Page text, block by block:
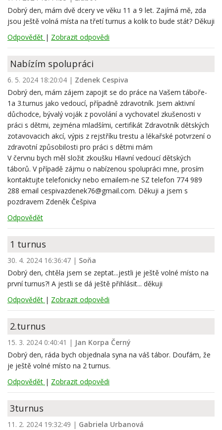
Dobrý den, mám dvě dcery ve věku 11 a 9 let. Zajímá mě, zda
jsou ještě volná místa na třetí turnus a kolik to bude stát? Děkuji
Odpovědět | Zobrazit odpovědi
Nabízím spolupráci
6. 5. 2024 18:20:04 | Zdenek Cespiva
Dobrý den, mám zájem zapojit se do práce na Vašem táboře-
1a 3.turnus jako vedoucí, případně zdravotník. Jsem aktivní
důchodce, bývalý voják z povolání a vychovatel zkušenosti v
práci s dětmi, zejména mladšími, certifikát Zdravotník dětských
zotavovacich akcí, výpis z rejstříku trestu a lékařské potvrzení o
zdravotní způsobilosti pro práci s dětmi mám
V červnu bych měl složit zkoušku Hlavní vedoucí dětských
táborů. V případě zájmu o nabízenou spolupráci mne, prosím
kontaktujte telefonicky nebo emailem-ne SZ telefon 774 989
288 email cespivazdenek76@gmail.com. Děkuji a jsem s
pozdravem Zdeněk Češpiva
Odpovědět
1 turnus
30. 4. 2024 16:36:47 | Soňa
Dobrý den, chtěla jsem se zeptat...jestli je ještě volné místo na
první turnus?! A jestli se dá ještě přihlásit... děkuji
Odpovědět | Zobrazit odpovědi
2.turnus
15. 3. 2024 0:40:41 | Jan Korpa Černý
Dobrý den, ráda bych objednala syna na váš tábor. Doufám, že
je ještě volné místo na 2 turnus.
Odpovědět | Zobrazit odpovědi
3turnus
11. 2. 2024 19:32:49 | Gabriela Urbanová